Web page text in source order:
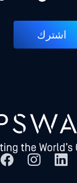
اشترك